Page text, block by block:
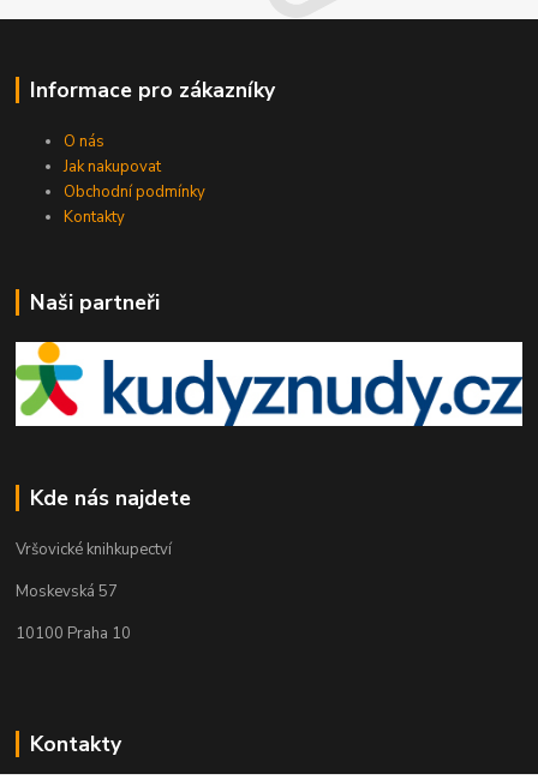
Informace pro zákazníky
O nás
Jak nakupovat
Obchodní podmínky
Kontakty
Naši partneři
Kde nás najdete
Vršovické knihkupectví
Moskevská 57
10100 Praha 10
Kontakty